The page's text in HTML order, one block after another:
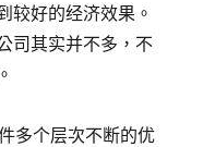
较好的经济效果。
司其实并不多，不
多个层次不断的优